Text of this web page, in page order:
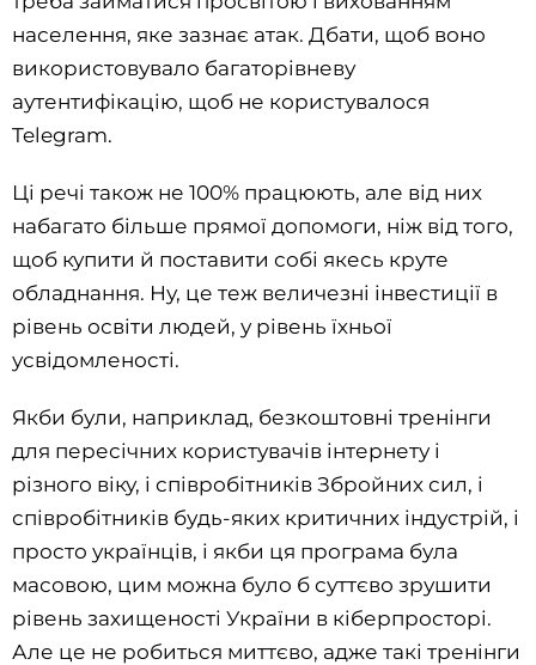
населення, яке зазнає атак. Дбати, щоб воно
використовувало багаторівневу
аутентифікацію, щоб не користувалося
Telegram.
Ці речі також не 100% працюють, але від них
набагато більше прямої допомоги, ніж від того,
щоб купити й поставити собі якесь круте
обладнання. Ну, це теж величезні інвестиції в
рівень освіти людей, у рівень їхньої
усвідомленості.
Якби були, наприклад, безкоштовні тренінги
для пересічних користувачів інтернету і
різного віку, і співробітників Збройних сил, і
співробітників будь-яких критичних індустрій, і
просто українців, і якби ця програма була
масовою, цим можна було б суттєво зрушити
рівень захищеності України в кіберпросторі.
Але це не робиться миттєво, адже такі тренінги